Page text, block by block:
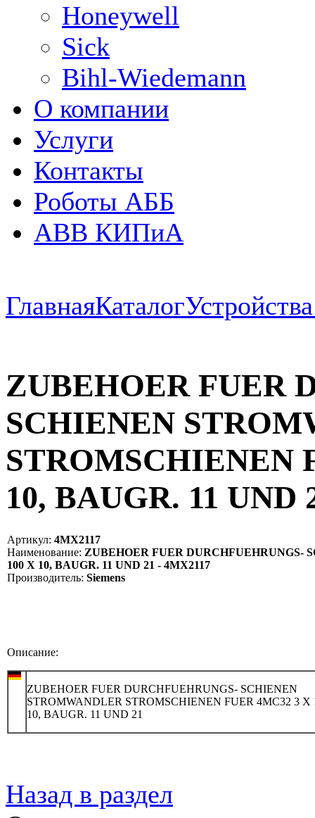
Honeywell
Sick
Bihl-Wiedemann
О компании
Услуги
Контакты
Роботы АББ
ABB КИПиА
ГлавнаяКаталог
ZUBEHOER FUER
SCHIENEN
STROMSCHIENEN
10, BAUGR. 11 UND
Артикул: 4MX2117
Наименование: ZUBEHOER FUER DURCHFUEHRUNGS-
100 X 10, BAUGR. 11 UND 21 - 4MX2117
Производитель: Siemens
Описание:
ZUBEHOER FUER DURCHFUEHRUNGS- SCHIENEN
STROMWANDLER STROMSCHIENEN FUER 4MC32 3 X
10, BAUGR. 11 UND 21
Назад в раздел